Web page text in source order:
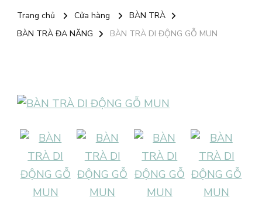
Trang chủ Cửa hàng
BÀN TRÀ
BÀN TRÀ ĐA NĂNG
BÀN TRÀ DI ĐỘNG GỖ MUN